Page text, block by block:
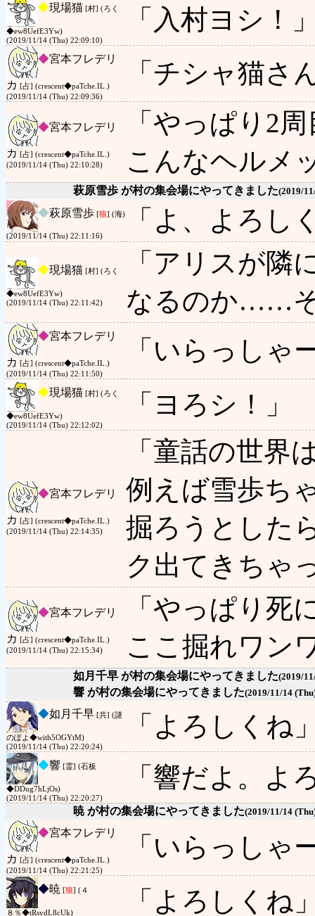
◆現場猫 [村] (ろく
◆ew8UefE3Yw)
(2019/11/14 (Thu) 22:09:10)
「入村ヨシ！
◆宮本フレデリ
カ [占] (crescent◆paTche.IL.)
(2019/11/14 (Thu) 22:09:36)
「チシャ猫さ
◆宮本フレデリ
カ [占] (crescent◆paTche.IL.)
(2019/11/14 (Thu) 22:10:28)
「やっぱり2
こんなヘルメ
萩原雪歩 が村の集会場にやってきました(2019/
◆萩原雪歩 [狼] (海)
(2019/11/14 (Thu) 22:11:16)
「よ、よろし
◆現場猫 [村] (ろく
◆ew8UefE3Yw)
(2019/11/14 (Thu) 22:11:42)
「アリスが隣
なるのか……
◆宮本フレデリ
カ [占] (crescent◆paTche.IL.)
(2019/11/14 (Thu) 22:11:50)
「いらっしゃ
◆現場猫 [村] (ろく
◆ew8UefE3Yw)
(2019/11/14 (Thu) 22:12:02)
「ヨろシ！」
◆宮本フレデリ
カ [占] (crescent◆paTche.IL.)
(2019/11/14 (Thu) 22:14:35)
「童話の世界
例えば雪歩ち
掘ろうとした
ク出てきちゃ
◆宮本フレデリ
カ [占] (crescent◆paTche.IL.)
(2019/11/14 (Thu) 22:15:34)
「やっぱり死
ここ掘れワン
如月千早 が村の集会場にやってきました(2019/
響 が村の集会場にやってきました(2019/11/14
◆如月千早 [共] (謎
のぽよ◆with5OGYtM)
(2019/11/14 (Thu) 22:20:24)
「よろしくね
◆響 [霊] (石板
◆DDug7hLjOs)
(2019/11/14 (Thu) 22:20:27)
「響だよ。よ
暁 が村の集会場にやってきました(2019/11/14
◆宮本フレデリ
カ [占] (crescent◆paTche.IL.)
(2019/11/14 (Thu) 22:21:25)
「いらっしゃ
◆暁 [狼] (４
８％◆tRsydL8cUk) 「よろしくね